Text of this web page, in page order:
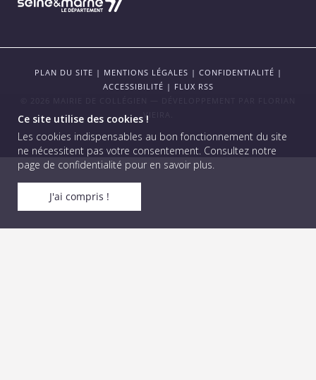
Ce site utilise des cookies !
Les cookies indispensables au bon fonctionnement du site
ne nécessitent pas votre consentement. Consultez notre
page de confidentialité pour en savoir plus.
J'ai compris !
PLAN DU SITE | MENTIONS LÉGALES | CONFIDENTIALITÉ |
ACCESSIBILITÉ | FLUX RSS
VIEIRA